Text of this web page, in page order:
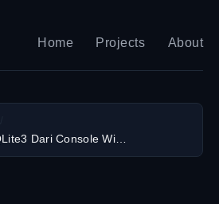
Home Projects About
Belajar Database SQLite3 Dari Console Windows 10